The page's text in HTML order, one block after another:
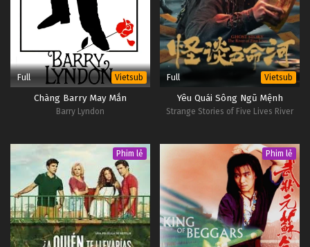
Full Vietsub
Chàng Barry May Mắn
Barry Lyndon
Full Vietsub
Yêu Quái Sông Ngũ Mệnh
Strange Stories of Five Lives River
Phim lẻ Phim lẻ